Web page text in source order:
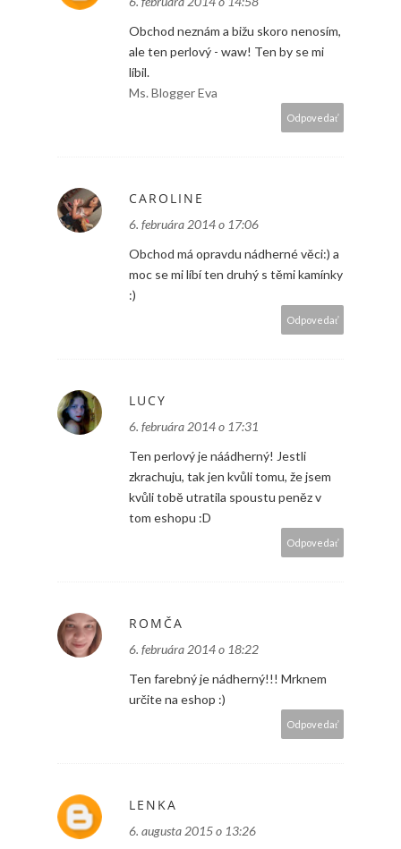
Obchod neznám a bižu skoro nenosím,
ale ten perlový - waw! Ten by se mi
líbil.
Ms. Blogger Eva
Odpovedať
CAROLINE
6. februára 2014 o 17:06
Obchod má opravdu nádherné věci:) a
moc se mi líbí ten druhý s těmi kamínky
:)
Odpovedať
LUCY
6. februára 2014 o 17:31
Ten perlový je náádherný! Jestli
zkrachuju, tak jen kvůli tomu, že jsem
kvůli tobě utratila spoustu peněz v
tom eshopu :D
Odpovedať
ROMČA
6. februára 2014 o 18:22
Ten farebný je nádherný!!! Mrknem
určite na eshop :)
Odpovedať
LENKA
6. augusta 2015 o 13:26